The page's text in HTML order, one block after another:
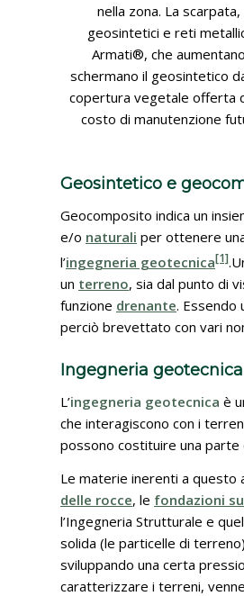
nella zona. La
geosintetici e reti
Armati®, che
schermano il geosintetico
copertura vegetale offerta
costo di manutenzione
Geosintetico e
Geocomposito indica un
e/o naturali per ottenere
l’ingegneria geotecnica[1]
un terreno, sia dal punto di
funzione drenante. Essendo
perciò brevettato con vari
Ingegneria geotecnica
L’ingegneria geotecnica è
che interagiscono con i
possono costituire una parte
Le materie inerenti a questo
delle rocce, le fondazioni
l’Ingegneria Strutturale e
solida (le particelle di
sviluppando una certa
caratterizzare i terreni,